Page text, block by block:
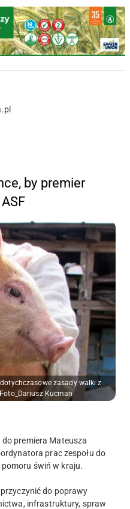
by premier
zasady walki z
Kucman
premiera Mateusza
prac zespołu do
świń w kraju.
do poprawy
infrastruktury, spraw